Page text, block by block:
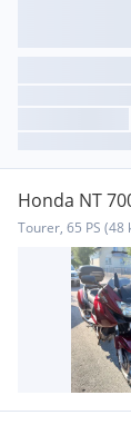
Honda NT
Tourer, 65 PS (48